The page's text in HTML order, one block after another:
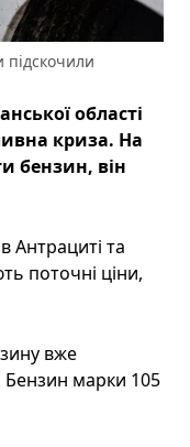
області
криза. На
бензин, він
Антрациті та
поточні ціни,
вже
Бензин марки 105